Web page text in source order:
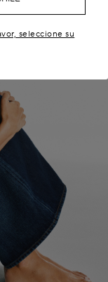
seleccione su